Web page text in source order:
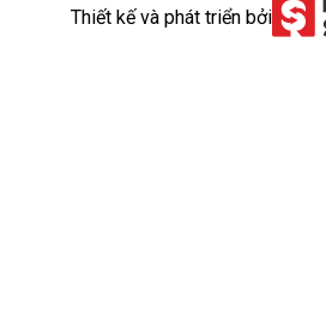
Thiết kế và phát triển bởi